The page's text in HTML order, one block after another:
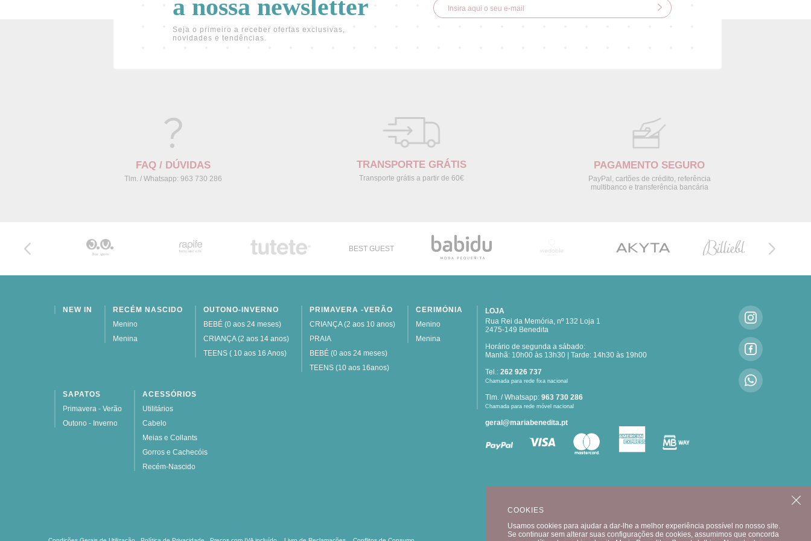
a nossa newsletter
Seja o primeiro a receber ofertas exclusivas,
novidades e tendências.
FAQ / DÚVIDAS
Tlm. / Whatsapp: 963 730 286
TRANSPORTE GRÁTIS
Transporte grátis a partir de 60€
PAGAMENTO SEGURO
PayPal, cartões de crédito, referência
multibanco e transferência bancária
BEST GUEST
CONTACTE-NOS
NEW IN
RECÉM NASCIDO
Menino
Menina
OUTONO-INVERNO
BEBÉ (0 aos 24 meses)
CRIANÇA (2 aos 14 anos)
TEENS ( 10 aos 16 Anos)
PRIMAVERA -VERÃO
CRIANÇA (2 aos 10 anos)
PRAIA
BEBÉ (0 aos 24 meses)
TEENS (10 aos 16anos)
CERIMÓNIA
Menino
Menina
SAPATOS
Primavera - Verão
Outono - Inverno
ACESSÓRIOS
Utilitários
Cabelo
Meias e Collants
Gorros e Cachecóis
Recém-Nascido
LOJA
Rua Rei da Memória, nº 132 Loja 1
2475-149 Benedita
Horário de segunda a sábado:
Manhã: 10h00 às 13h30 | Tarde: 14h30 às 19h00
Tel.:262 926 737
Chamada para rede fixa nacional
Tlm. / Whatsapp:963 730 286
Chamada para rede móvel nacional
geral@mariabenedita.pt
Copyright © Maria Benedita 2021 |Desenvolvimento e Design:
COOKIES
Usamos cookies para ajudar a dar-lhe a melhor experiência possível no nosso site.
Se continuar sem alterar suas configurações de cookies, assumimos que concorda